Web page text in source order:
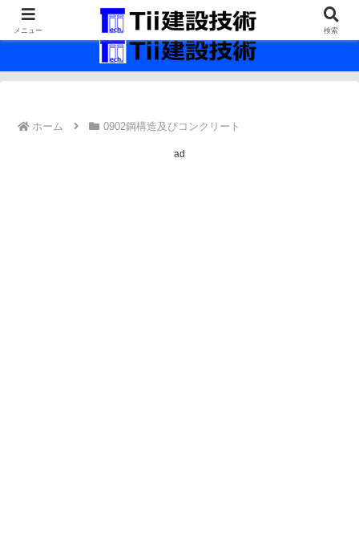
最新の建設技術の情報インフラ。
ホーム 0902鋼構造及びコンクリート
ad
メニュー 検索